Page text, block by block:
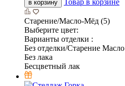
в корзину Товар в корзине
Старение/Масло-Мёд (5)
Выберите цвет:
Варианты отделки :
Без отделки/Старение Масло
Без лака
Бесцветный лак